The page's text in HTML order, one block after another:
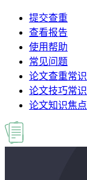
提交查重
查看报告
使用帮助
常见问题
论文查重常识
论文技巧常识
论文知识焦点